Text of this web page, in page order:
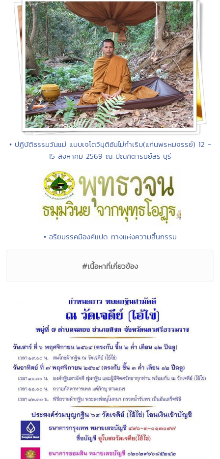
• ปฏิบัติธรรมวันแม่ แบบเจโตวิมุติอันไม่กำเริบ(แก่นพรหมจรรย์) 12 -
15 สิงหาคม 2569 ณ ปัณฑิตารมย์สระบุรี
• อริยมรรคมีองค์แปด ทางแห่งความสิ้นกรรม
#เนื้อหาที่เกี่ยวข้อง